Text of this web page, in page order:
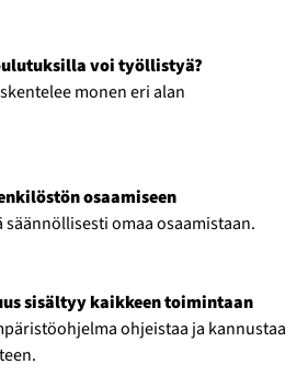
voi työllistyä?
monen eri alan
osaamiseen
omaa osaamistaan.
sisältyy kaikkeen toimintaan
ohjeistaa ja kannustaa